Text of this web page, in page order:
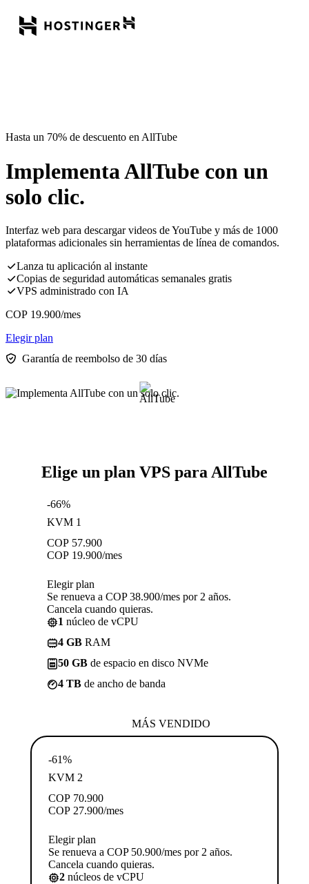
Hasta un 70% de descuento en AllTube
Implementa AllTube con un
solo clic.
Interfaz web para descargar videos de YouTube y más de 1000
plataformas adicionales sin herramientas de línea de comandos.
Lanza tu aplicación al instante
Copias de seguridad automáticas semanales gratis
VPS administrado con IA
COP 19.900/mes
Elegir plan
Garantía de reembolso de 30 días
Elige un plan VPS para AllTube
-66%
KVM 1
COP 57.900
COP 19.900/mes
Elegir plan
Se renueva a COP 38.900/mes por 2 años.
Cancela cuando quieras.
1 núcleo de vCPU
4 GB RAM
50 GB de espacio en disco NVMe
4 TB de ancho de banda
MÁS VENDIDO
-61%
KVM 2
COP 70.900
COP 27.900/mes
Elegir plan
Se renueva a COP 50.900/mes por 2 años.
Cancela cuando quieras.
2 núcleos de vCPU